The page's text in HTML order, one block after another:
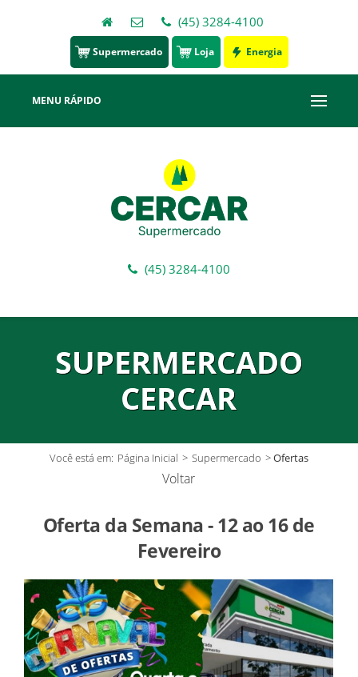
(45) 3284-4100
Supermercado Loja Energia
MENU RÁPIDO
(45) 3284-4100
SUPERMERCADO
CERCAR
Você está em: Página Inicial > Supermercado >Ofertas
Voltar
Oferta da Semana - 12 ao 16 de
Fevereiro